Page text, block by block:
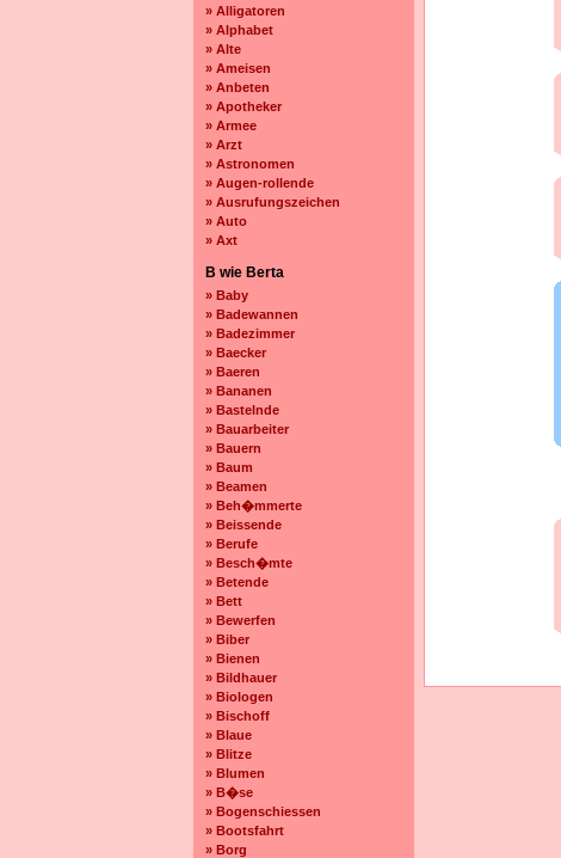
» Alligatoren
» Alphabet
» Alte
» Ameisen
» Anbeten
» Apotheker
» Armee
» Arzt
» Astronomen
» Augen-rollende
» Ausrufungszeichen
» Auto
» Axt
B wie Berta
» Baby
» Badewannen
» Badezimmer
» Baecker
» Baeren
» Bananen
» Bastelnde
» Bauarbeiter
» Bauern
» Baum
» Beamen
» Beh�mmerte
» Beissende
» Berufe
» Besch�mte
» Betende
» Bett
» Bewerfen
» Biber
» Bienen
» Bildhauer
» Biologen
» Bischoff
» Blaue
» Blitze
» Blumen
» B�se
» Bogenschiessen
» Bootsfahrt
» Borg